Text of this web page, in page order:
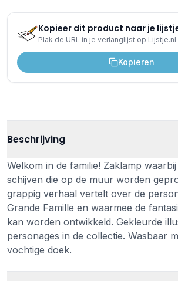
Kopieer dit product naar je
Plak de URL in je verlanglijst op Lijstje.nl
Kopieren
Beschrijving
Welkom in de familie! Zaklamp
schijven die op de muur worden
grappig verhaal vertelt over de
Grande Famille en waarmee de
kan worden ontwikkeld. Gekleurde
personages in de collectie. Wasbaar
vochtige doek.